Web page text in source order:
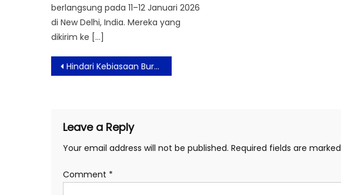
berlangsung pada 11–12 Januari 2026
di New Delhi, India. Mereka yang
dikirim ke […]
Post
navigation
Hindari Kebiasaan Buruk Ini Agar Otak Tetap Sehat
Leave a Reply
Your email address will not be published. Required fields are marked
Comment *